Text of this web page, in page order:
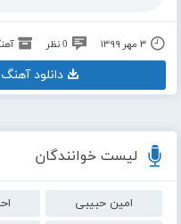
لیست خوانندگان
امین حبیبی
۳ مهر ۱۳۹۹ 0 نظر
دانلود